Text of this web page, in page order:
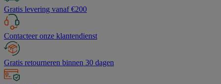
Gratis levering vanaf €200
Contacteer onze klantendienst
Gratis retourneren binnen 30 dagen